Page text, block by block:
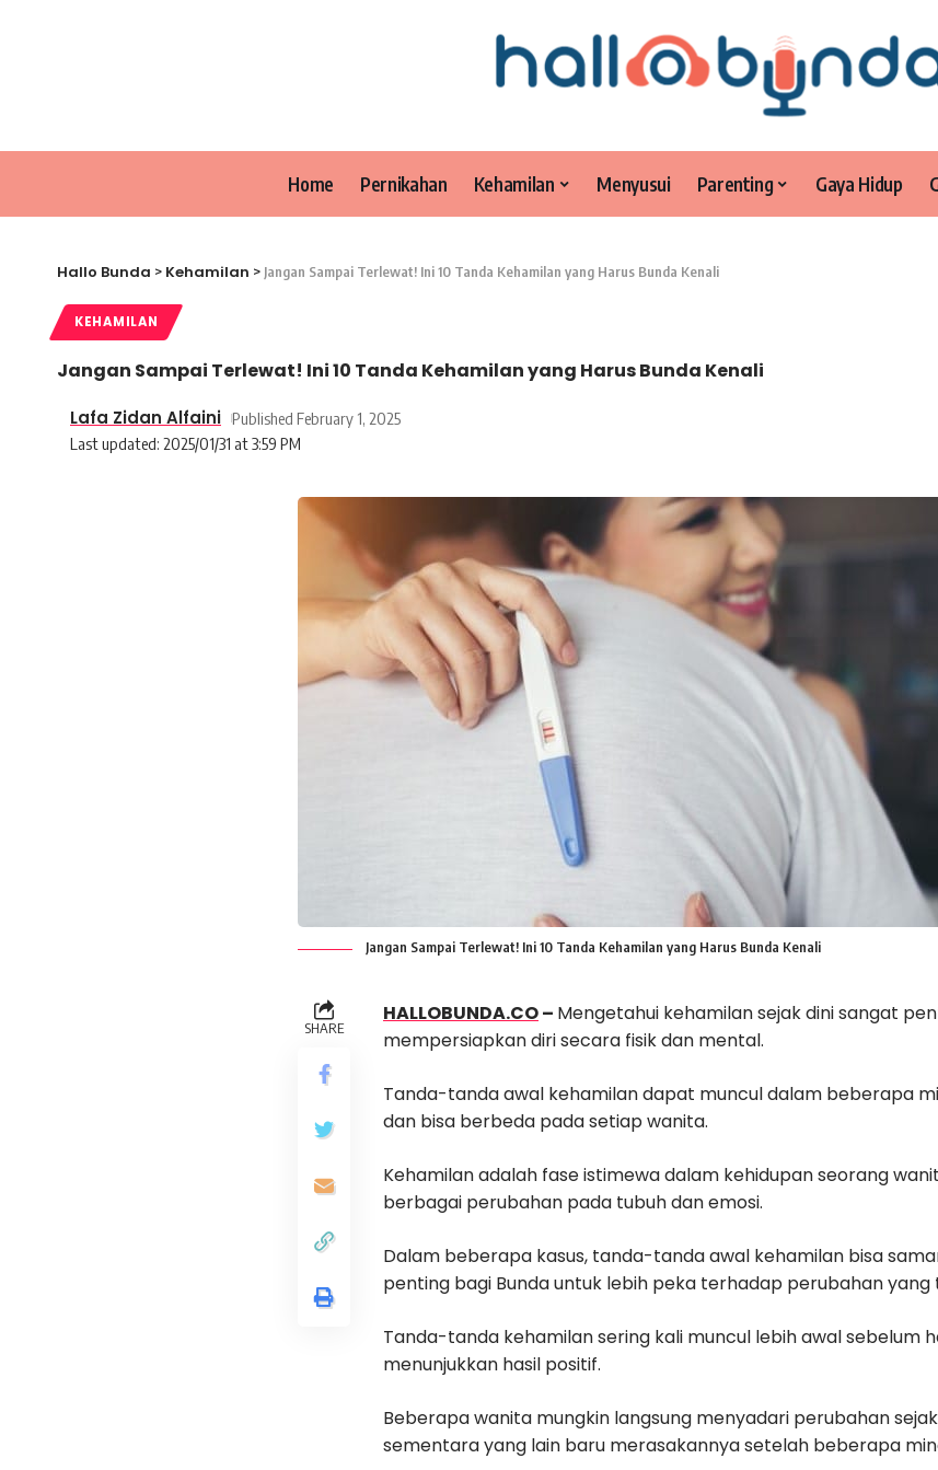
Home Pernikahan Kehamilan Menyusui Parenting Gaya Hidup
Hallo Bunda > Kehamilan > Jangan Sampai Terlewat! Ini 10 Tanda Kehamilan yang Harus Bunda Kenali
KEHAMILAN
Jangan Sampai Terlewat! Ini 10 Tanda Kehamilan yang Harus Bunda Kenali
Last updated: 2025/01/31 at 3:59 PM
Lafa Zidan Alfaini Published February 1, 2025
Jangan Sampai Terlewat! Ini 10 Tanda Kehamilan yang Harus Bunda Kenali
SHARE
HALLOBUNDA.CO– Mengetahui kehamilan sejak dini sangat
mempersiapkan diri secara fisik dan mental.
Tanda-tanda awal kehamilan dapat muncul dalam beberapa
dan bisa berbeda pada setiap wanita.
Kehamilan adalah fase istimewa dalam kehidupan seorang
berbagai perubahan pada tubuh dan emosi.
Dalam beberapa kasus, tanda-tanda awal kehamilan bisa
penting bagi Bunda untuk lebih peka terhadap perubahan yang
Tanda-tanda kehamilan sering kali muncul lebih awal sebelum
menunjukkan hasil positif.
Beberapa wanita mungkin langsung menyadari perubahan
sementara yang lain baru merasakannya setelah beberapa